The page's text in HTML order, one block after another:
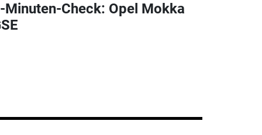
Minuten-Check: Opel Mokka